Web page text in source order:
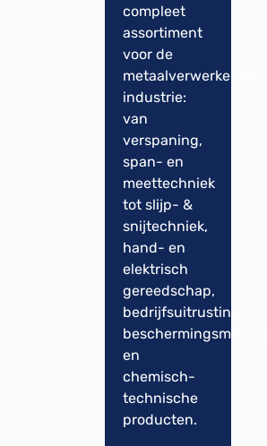
compleet
assortiment
voor de
metaalverwerkende
industrie:
van
verspaning,
span- en
meettechniek
tot slijp- &
snijtechniek,
hand- en
elektrisch
gereedschap,
bedrijfsuitrusting,
en
chemisch-
technische
producten.